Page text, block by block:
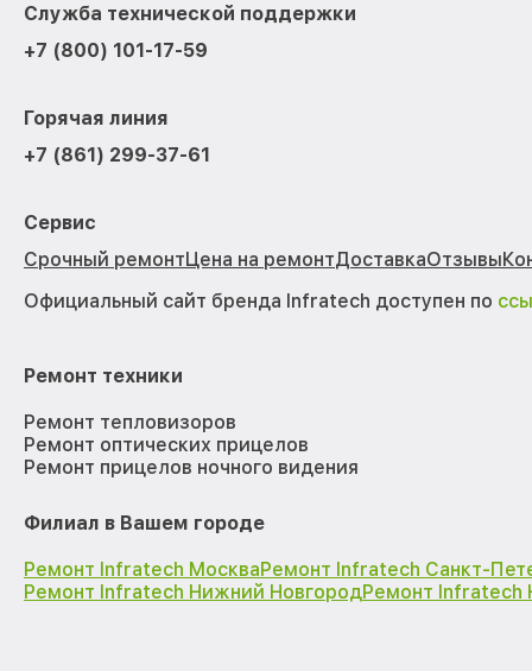
Служба технической поддержки
+7 (800) 101-17-59
Горячая линия
+7 (861) 299-37-61
Сервис
Срочный ремонтЦена на ремонтДоставкаОтзывы
Официальный сайт бренда Infratech доступен по
Ремонт техники
Ремонт тепловизоров
Ремонт оптических прицелов
Ремонт прицелов ночного видения
Филиал в Вашем городе
Ремонт Infratech МоскваРемонт Infratech Санкт-
Ремонт Infratech Нижний НовгородРемонт Infratech